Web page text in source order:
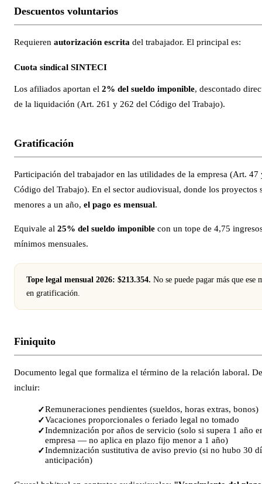
Descuentos voluntarios
Requieren autorización escrita del trabajador. El principal es:
Cuota sindical SINTECI
Los afiliados aportan el 2% del sueldo imponible, descontado
de la liquidación (Art. 261 y 262 del Código del Trabajo).
Gratificación
Participación del trabajador en las utilidades de la empresa (Art. 47
Código del Trabajo). En el sector audiovisual, donde los proyectos
menores a un año, el pago es mensual.
Equivale al 25% del sueldo imponible con un tope de 4,75
mínimos mensuales.
Tope legal mensual 2026: $213.354. No se puede pagar más que ese
en gratificación.
Finiquito
Documento legal que formaliza el término de la relación laboral.
incluir:
Remuneraciones pendientes (sueldos, horas extras, bonos)
Vacaciones proporcionales o feriado legal no tomado
Indemnización por años de servicio (solo si supera 1 año
empresa — no aplica en plazo fijo menor a 1 año)
Indemnización sustitutiva de aviso previo (si no hubo 30
anticipación)